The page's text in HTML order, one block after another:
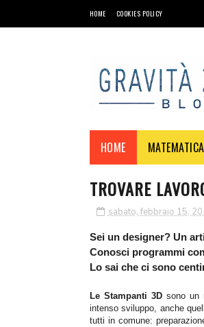
HOME COOKIES POLICY
HOME MATEMATICA
TROVARE
sabato, febbraio 15,
Sei un designer? Un
Conosci programmi
Lo sai che ci sono
Le Stampanti 3D sonoun
intenso sviluppo, anche
tutti in comune: